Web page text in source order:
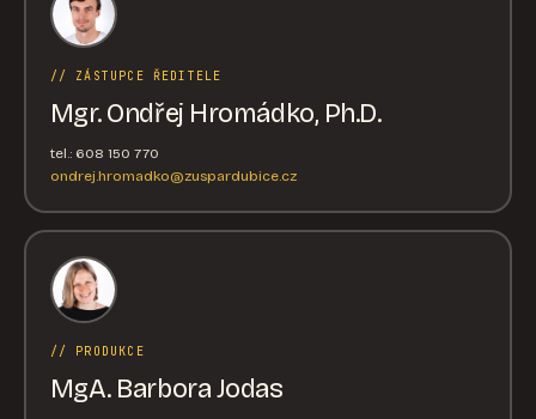
// ZÁSTUPCE ŘEDITELE
Mgr. Ondřej Hromádko, Ph.D.
tel.: 608 150 770
ondrej.hromadko@zuspardubice.cz
// PRODUKCE
MgA. Barbora Jodas